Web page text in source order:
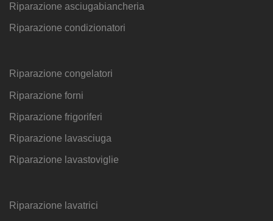
Riparazione asciugabiancheria
Riparazione condizionatori
Riparazione congelatori
Riparazione forni
Riparazione frigoriferi
Riparazione lavasciuga
Riparazione lavastoviglie
Riparazione lavatrici